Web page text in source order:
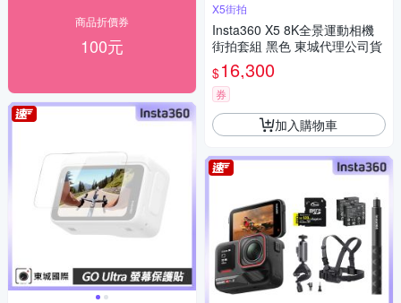
商品折價券
100元
X5街拍
Insta360 X5 8K全景運動相機
街拍套組 黑色 東城代理公司貨
$16,300
券
加入購物車